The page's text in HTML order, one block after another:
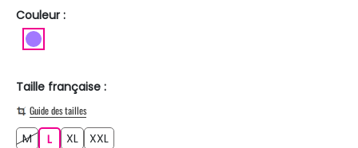
Couleur :
Taille française :
Guide des tailles
MM LL XL XXL